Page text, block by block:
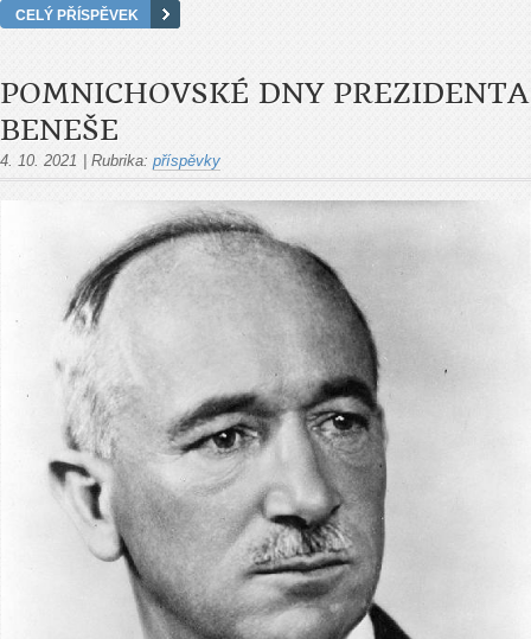
CELÝ PŘÍSPĚVEK
POMNICHOVSKÉ DNY PREZIDENTA
BENEŠE
4. 10. 2021 Rubrika: příspěvky